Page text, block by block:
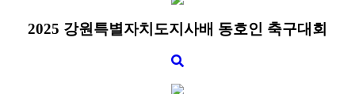
2025 강원특별자치도지사배 동호인 축구대회